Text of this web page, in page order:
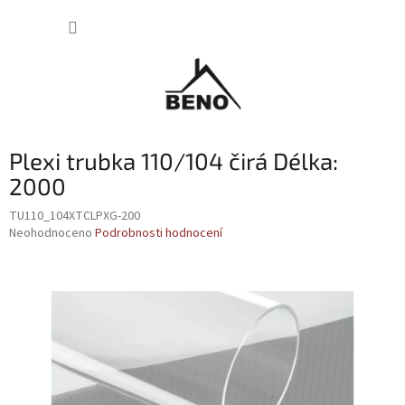
Plexi trubka 110/104 čirá Délka:
2000
TU110_104XTCLPXG-200
Průměrné
hvězdiček.
Neohodnoceno Podrobnosti hodnocení